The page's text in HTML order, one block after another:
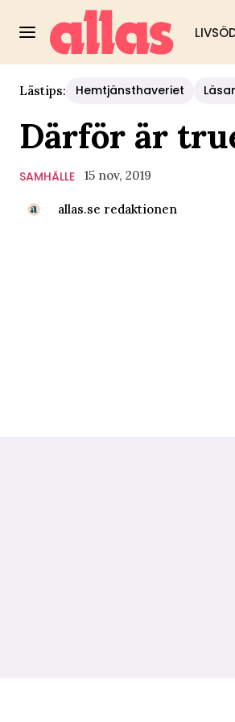
Lästips: Hemtjänsthaveriet
Därför är
SAMHÄLLE 15 nov, 2019
allas.se redaktionen